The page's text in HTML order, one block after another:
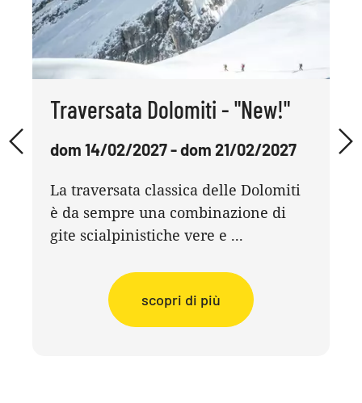
Traversata Dolomiti - "New!"
dom 14/02/2027 - dom 21/02/2027
La traversata classica delle Dolomiti
è da sempre una combinazione di
gite scialpinistiche vere e ...
scopri di più